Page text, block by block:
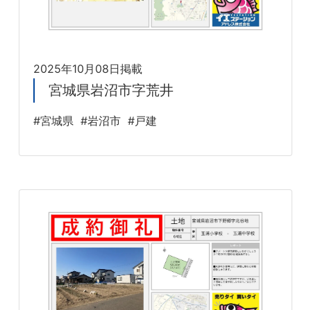
2025年10月08日掲載
宮城県岩沼市字荒井
#宮城県 #岩沼市 #戸建